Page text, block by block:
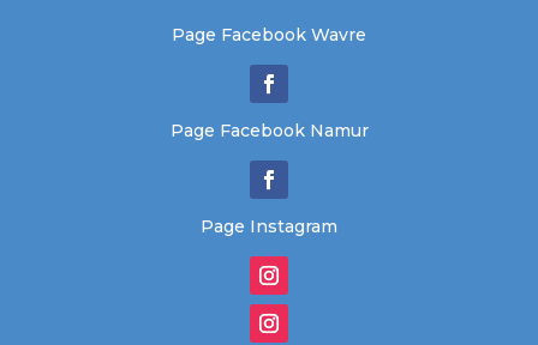
Page Facebook Wavre
Page Facebook Namur
Page Instagram